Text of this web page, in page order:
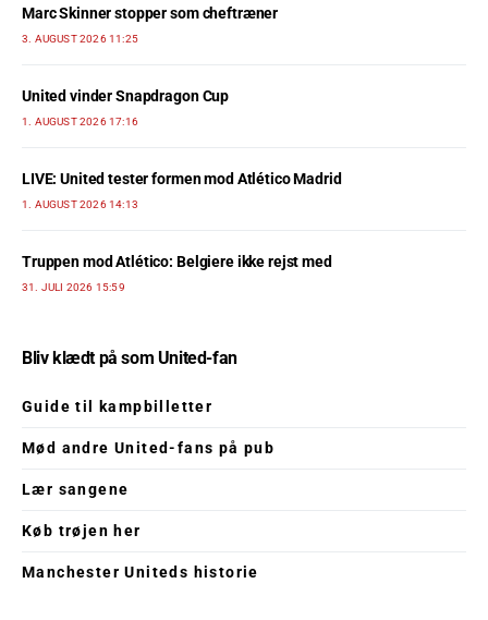
Marc Skinner stopper som cheftræner
3. AUGUST 2026 11:25
United vinder Snapdragon Cup
1. AUGUST 2026 17:16
LIVE: United tester formen mod Atlético Madrid
1. AUGUST 2026 14:13
Truppen mod Atlético: Belgiere ikke rejst med
31. JULI 2026 15:59
Bliv klædt på som United-fan
Guide til kampbilletter
Mød andre United-fans på pub
Lær sangene
Køb trøjen her
Manchester Uniteds historie